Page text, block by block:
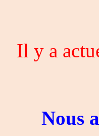
Il y a
Nous